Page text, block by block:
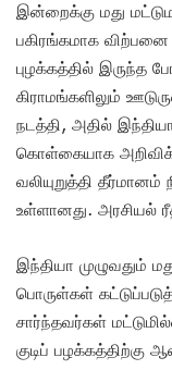
இன்றைக்கு மது
பகிரங்கமாக விற்பனை
புழக்கத்தில் இருந்த
கிராமங்களிலும்
நடத்தி, அதில் இந்தியா
கொள்கையாக
வலியுறுத்தி
உள்ளானது. அரசியல்
இந்தியா முழுவதும்
பொருள்கள்
சார்ந்தவர்கள்
குடிப் பழக்கத்திற்கு